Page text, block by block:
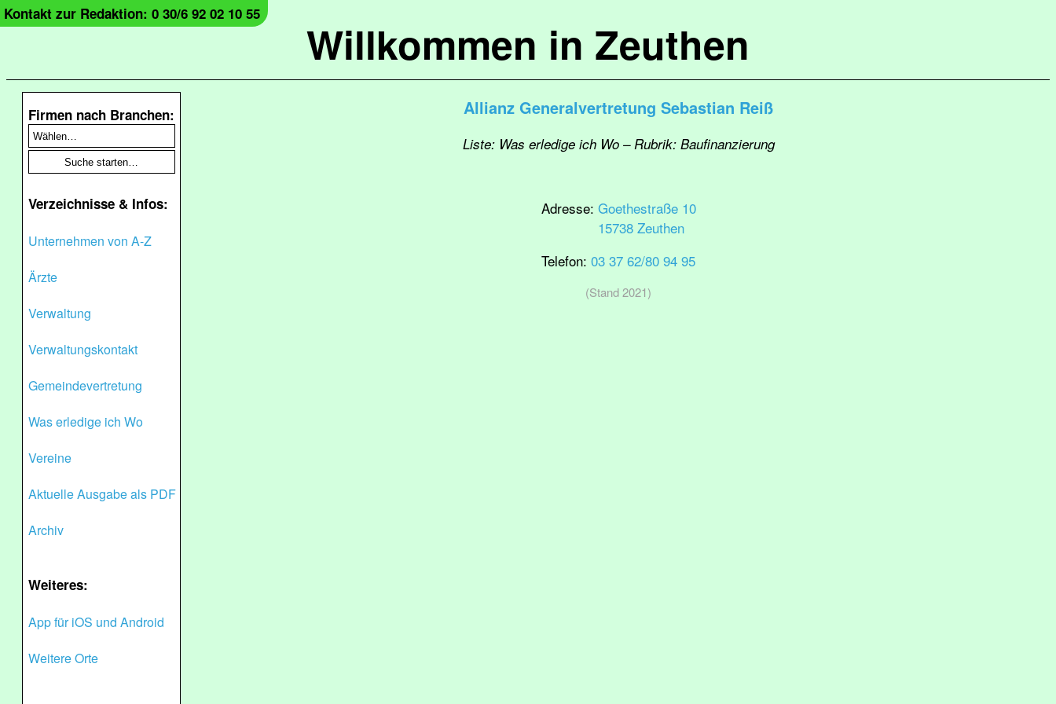
Willkommen in Zeuthen
Kontakt zur Redaktion: 0 30/6 92 02 10 55
Firmen nach Branchen:
Verzeichnisse & Infos:
Unternehmen von A-Z
Ärzte
Verwaltung
Verwaltungskontakt
Gemeindevertretung
Was erledige ich Wo
Vereine
Aktuelle Ausgabe als PDF
Archiv
Weiteres:
App für iOS und Android
Weitere Orte
Allianz Generalvertretung Sebastian Reiß
Liste: Was erledige ich Wo – Rubrik: Baufinanzierung
Adresse: Goethestraße 10
15738 Zeuthen
Telefon: 03 37 62/80 94 95
(Stand 2021)